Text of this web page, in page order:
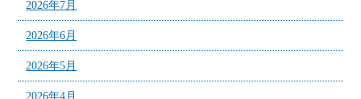
2026年7月
2026年6月
2026年5月
2026年4月